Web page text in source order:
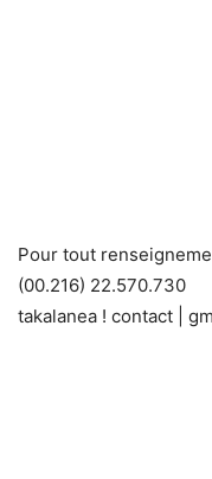
Pour tout
(00.216) 22.570.730
takalanea ! contact |